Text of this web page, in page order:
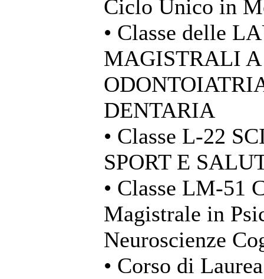
Ciclo Unico in
• Classe delle
MAGISTRALI
DENTARIA
• Classe L-22
SPORT E
• Classe LM-51
Magistrale in
Neuroscienze
• Corso di